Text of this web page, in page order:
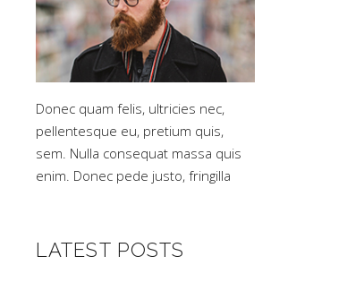
Donec quam felis, ultricies nec,
pellentesque eu, pretium quis,
sem. Nulla consequat massa quis
enim. Donec pede justo, fringilla
LATEST POSTS